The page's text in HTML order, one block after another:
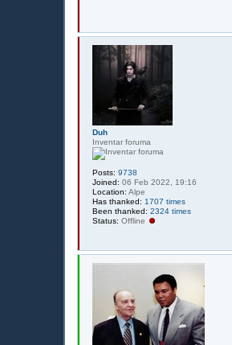
Duh
Inventar foruma
Posts: 9738
Joined: 06 Feb 2022, 19:16
Location: Alpe
Has thanked: 1707 times
Been thanked: 2324 times
Status: Offline